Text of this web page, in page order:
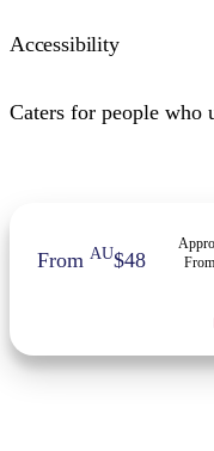
Accessibility
Caters for people who
FromAU$48
From